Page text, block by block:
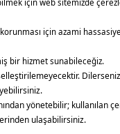
özgürce
tercih